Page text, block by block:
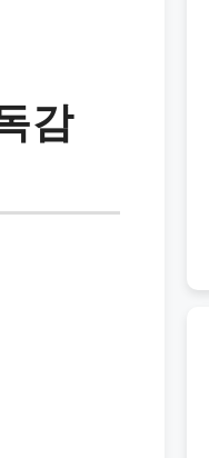
감